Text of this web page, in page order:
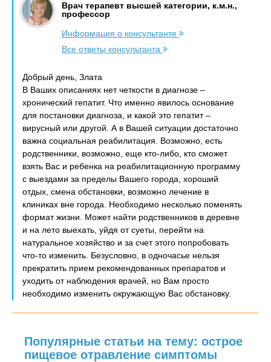
Врач терапевт высшей категории, к.м.н.,
профессор
Информация о консультанте
Все ответы консультанта
Добрый день, Злата
В Ваших описаниях нет четкости в диагнозе –
хронический гепатит. Что именно явилось основание
для постановки диагноза, и какой это гепатит –
вирусный или другой. А в Вашей ситуации достаточно
важна социальная реабилитация. Возможно, есть
родственники, возможно, еще кто-либо, кто сможет
взять Вас и ребенка на реабилитационную программу
с выездами за пределы Вашего города, хороший
отдых, смена обстановки, возможно лечение в
клиниках вне города. Необходимо несколько поменять
формат жизни. Может найти родственников в деревне
и на лето выехать, уйдя от суеты, перейти на
натуральное хозяйство и за счет этого попробовать
что-то изменить. Безусловно, в одночасье нельзя
прекратить прием рекомендованных препаратов и
уходить от наблюдения врачей, но Вам просто
необходимо изменить окружающую Вас обстановку.
Популярные статьи на тему: острое
пищевое отравление симптомы